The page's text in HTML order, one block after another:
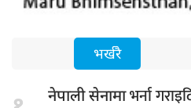
भर्खरै
नेपाली सेनामाभर्ना